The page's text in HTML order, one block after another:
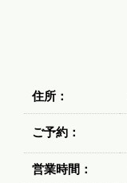
住所：
ご予約：
営業時間：